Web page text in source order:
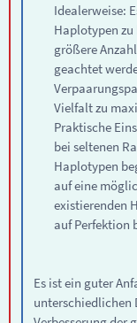
Idealerweise:
Haplotypen
größere
geachtet
Vielfalt zu
Praktische
bei seltenen
Haplotypen
auf eine
existierenden
auf Perfektion
Es ist ein guter
unterschiedlichen